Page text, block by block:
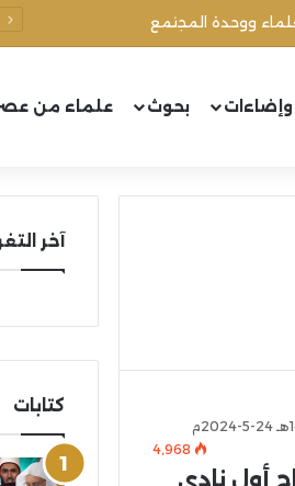
ووحدة المجتمع
وإضاءات بحوث علماء من
4٬968
أول نادي
آخر
كتابات